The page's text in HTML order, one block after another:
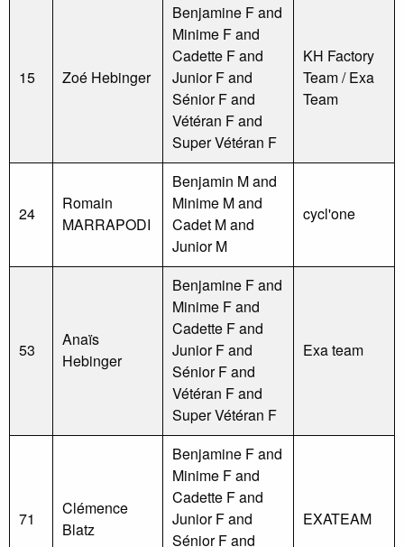
15 Zoé Hebinger
Benjamine F and
Minime F and
Cadette F and
Junior F and
Sénior F and
Vétéran F and
Super Vétéran F
KH Factory
Team / Exa
Team
24
Romain
MARRAPODI
Benjamin M and
Minime M and
Cadet M and
Junior M
cycl'one
53
Anaïs
Hebinger
Benjamine F and
Minime F and
Cadette F and
Junior F and
Sénior F and
Vétéran F and
Super Vétéran F
Exa team
71
Clémence
Blatz
Benjamine F and
Minime F and
Cadette F and
Junior F and
Sénior F and
EXATEAM